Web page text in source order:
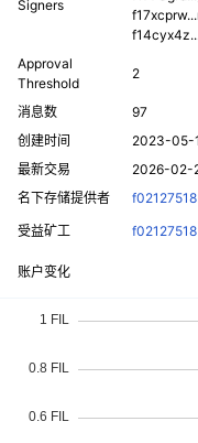
Signers
Approval
Threshold
2
消息数
97
创建时间
2023-05-
最新交易
2026-02-
名下存储提供者
f02127518
受益矿工
f02127518
账户变化